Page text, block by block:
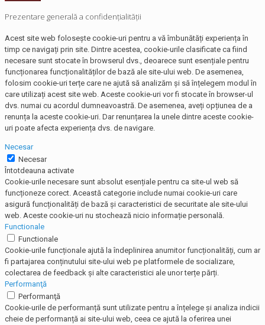
Prezentare generală a confidențialității
Acest site web folosește cookie-uri pentru a vă îmbunătăți experiența în
timp ce navigați prin site. Dintre acestea, cookie-urile clasificate ca fiind
necesare sunt stocate în browserul dvs., deoarece sunt esențiale pentru
funcționarea funcționalităților de bază ale site-ului web. De asemenea,
folosim cookie-uri terțe care ne ajută să analizăm și să înțelegem modul în
care utilizați acest site web. Aceste cookie-uri vor fi stocate în browser-ul
dvs. numai cu acordul dumneavoastră. De asemenea, aveți opțiunea de a
renunța la aceste cookie-uri. Dar renunțarea la unele dintre aceste cookie-
uri poate afecta experiența dvs. de navigare.
Necesar
Necesar
Întotdeauna activate
Cookie-urile necesare sunt absolut esențiale pentru ca site-ul web să
funcționeze corect. Această categorie include numai cookie-uri care
asigură funcționalități de bază și caracteristici de securitate ale site-ului
web. Aceste cookie-uri nu stochează nicio informație personală.
Functionale
Functionale
Cookie-urile funcționale ajută la îndeplinirea anumitor funcționalități, cum ar
fi partajarea conținutului site-ului web pe platformele de socializare,
colectarea de feedback și alte caracteristici ale unor terțe părți.
Performanţă
Performanţă
Cookie-urile de performanță sunt utilizate pentru a înțelege și analiza indicii
cheie de performanță ai site-ului web, ceea ce ajută la oferirea unei